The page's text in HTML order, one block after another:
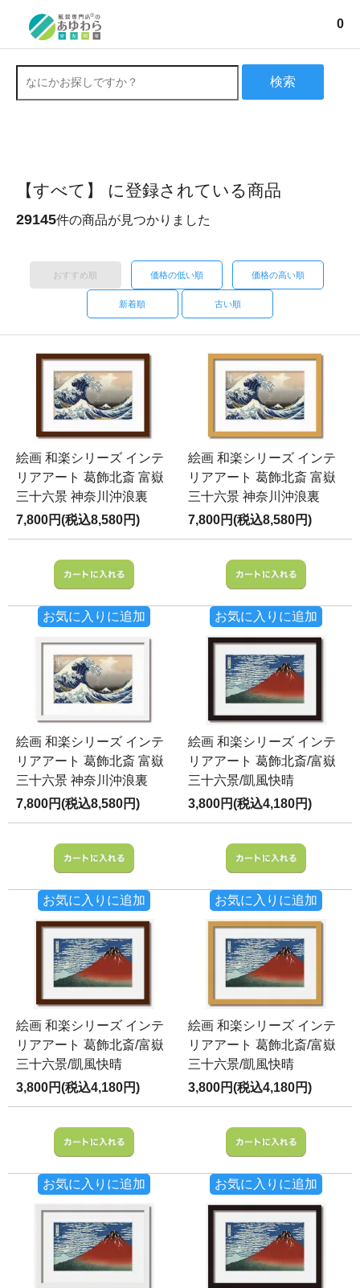
0
検索
【すべて】 に登録されている商品
29145件の商品が見つかりました
おすすめ順 価格の低い順 価格の高い順
新着順 古い順
絵画 和楽シリーズ インテ
リアアート 葛飾北斎 富嶽
三十六景 神奈川沖浪裏
7,800円(税込8,580円)
お気に入りに追加
絵画 和楽シリーズ インテ
リアアート 葛飾北斎 富嶽
三十六景 神奈川沖浪裏
7,800円(税込8,580円)
お気に入りに追加
絵画 和楽シリーズ インテ
リアアート 葛飾北斎 富嶽
三十六景 神奈川沖浪裏
7,800円(税込8,580円)
お気に入りに追加
絵画 和楽シリーズ インテ
リアアート 葛飾北斎/富嶽
三十六景/凱風快晴
3,800円(税込4,180円)
お気に入りに追加
絵画 和楽シリーズ インテ
リアアート 葛飾北斎/富嶽
三十六景/凱風快晴
3,800円(税込4,180円)
お気に入りに追加
絵画 和楽シリーズ インテ
リアアート 葛飾北斎/富嶽
三十六景/凱風快晴
3,800円(税込4,180円)
お気に入りに追加